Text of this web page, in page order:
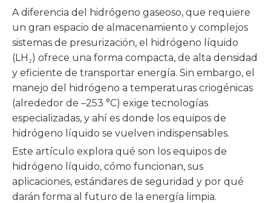
A diferencia del hidrógeno gaseoso, que requiere
un gran espacio de almacenamiento y complejos
sistemas de presurización, el hidrógeno líquido
(LH₂) ofrece una forma compacta, de alta densidad
y eficiente de transportar energía. Sin embargo, el
manejo del hidrógeno a temperaturas criogénicas
(alrededor de –253 °C) exige tecnologías
especializadas, y ahí es donde los equipos de
hidrógeno líquido se vuelven indispensables.
Este artículo explora qué son los equipos de
hidrógeno líquido, cómo funcionan, sus
aplicaciones, estándares de seguridad y por qué
darán forma al futuro de la energía limpia.